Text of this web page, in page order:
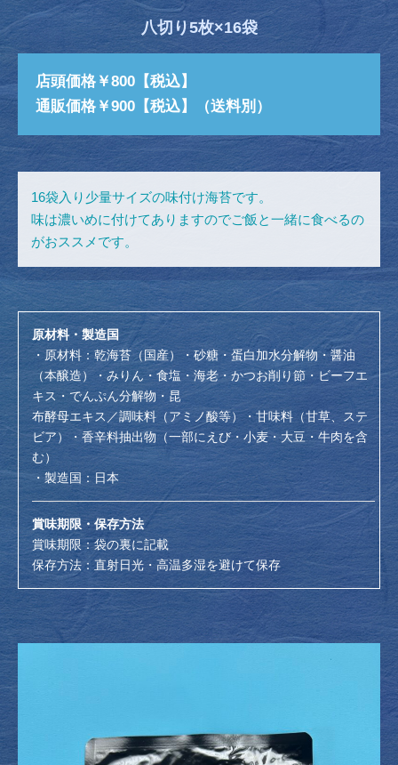
八切り5枚×16袋
店頭価格￥800【税込】
通販価格￥900【税込】（送料別）
16袋入り少量サイズの味付け海苔です。
味は濃いめに付けてありますのでご飯と一緒に食べるの
がおススメです。
原材料・製造国
・原材料：乾海苔（国産）・砂糖・蛋白加水分解物・醤油
（本醸造）・みりん・食塩・海老・かつお削り節・ビーフエ
キス・でんぷん分解物・昆
布酵母エキス／調味料（アミノ酸等）・甘味料（甘草、ステ
ビア）・香辛料抽出物（一部にえび・小麦・大豆・牛肉を含
む）
・製造国：日本
賞味期限・保存方法
賞味期限：袋の裏に記載
保存方法：直射日光・高温多湿を避けて保存